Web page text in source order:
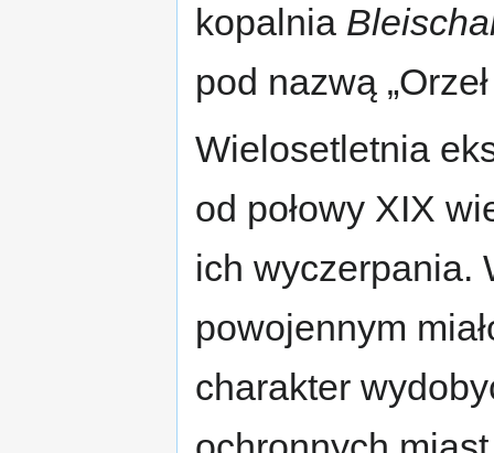
kopalnia
pod nazwą „Orzeł
Wielosetletnia
od połowy XIX
ich wyczerpania.
powojennym
charakter